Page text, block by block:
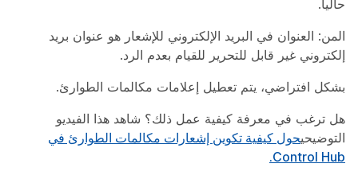
حاليا.
المن: العنوان في البريد الإلكتروني للإشعار هو عنوان بريد
إلكتروني غير قابل للتحرير للقيام بعدم الرد.
بشكل افتراضي، يتم تعطيل إعلامات مكالمات الطوارئ.
هل ترغب في معرفة كيفية عمل ذلك؟ شاهد هذا الفيديو
التوضيحيحول كيفية تكوين إشعارات مكالمات الطوارئ في
Control Hub.